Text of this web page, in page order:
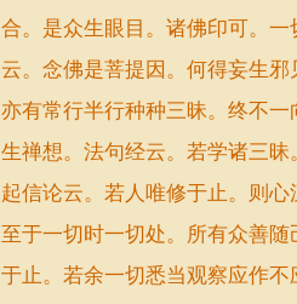
合。是众生眼目。诸佛印可。
云。念佛是菩提因。何得妄生
亦有常行半行种种三昧。终不
生禅想。法句经云。若学诸三
起信论云。若人唯修于止。则
至于一切时一切处。所有众善
于止。若余一切悉当观察应作